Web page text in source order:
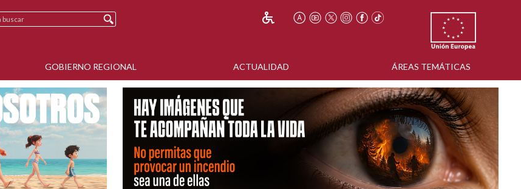
GOBIERNO REGIONAL ACTUALIDAD ÁREAS TEMÁTICAS